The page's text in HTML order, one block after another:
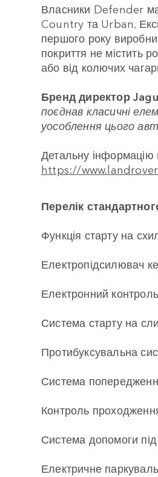
Власники Defender
Country та Urban.
першого року
покриття не містить
або від колючих
Бренд директор
поєднав класичні
уособлення цього
Детальну інформацію
https://
Перелік
Функція старту на
Електропідсилювач
Електронний контроль
Система старту на
Протибуксувальна
Система
Контроль
Система допомоги
Електричне